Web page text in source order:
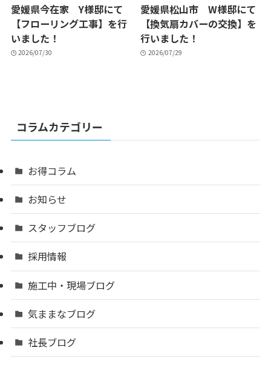
愛媛県今在家 Y様邸にて
【フローリング工事】を行
いました！
2026/07/30
愛媛県松山市 W様邸にて
【換気扇カバーの交換】を
行いました！
2026/07/29
コラムカテゴリー
お得コラム
お知らせ
スタッフブログ
採用情報
施工中・現場ブログ
気ままなブログ
社長ブログ